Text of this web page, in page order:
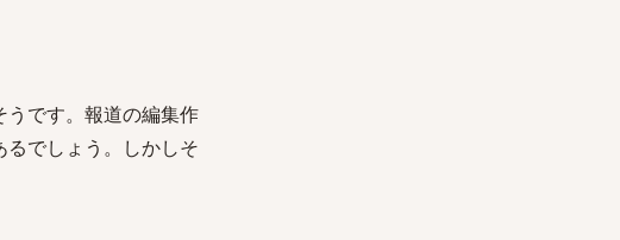
うです。報道の編集作
でしょう。しかしそ